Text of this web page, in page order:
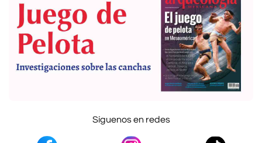
Síguenos en redes